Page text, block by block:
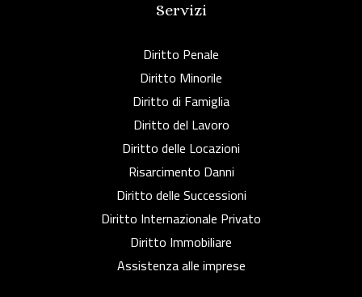
Servizi
Diritto Penale
Diritto Minorile
Diritto di Famiglia
Diritto del Lavoro
Diritto delle Locazioni
Risarcimento Danni
Diritto delle Successioni
Diritto Internazionale Privato
Diritto Immobiliare
Assistenza alle imprese